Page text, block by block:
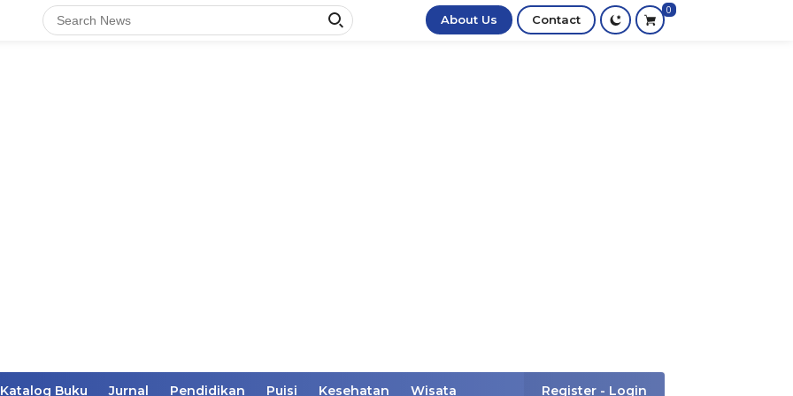
About Us Contact
0
Katalog Buku Jurnal Pendidikan Puisi Kesehatan Wisata Register - Login